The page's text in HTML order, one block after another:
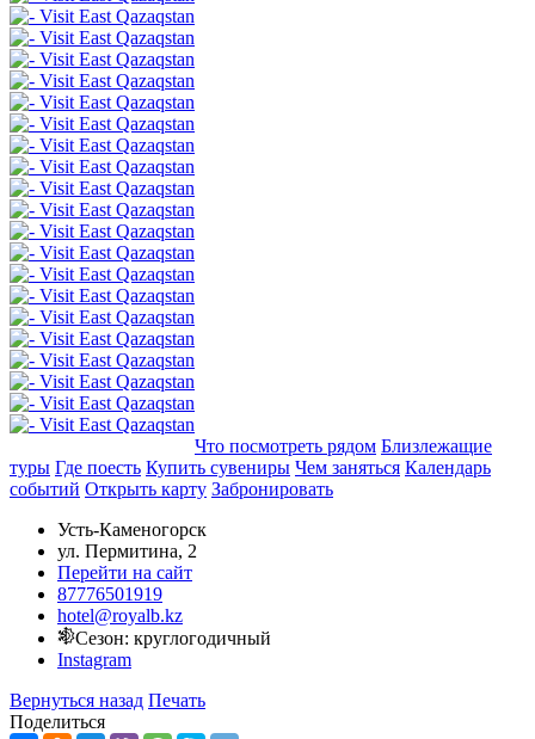
Что посмотреть рядом Близлежащие
туры Где поесть Купить сувениры Чем заняться Календарь
событий Открыть карту Забронировать
Усть-Каменогорск
ул. Пермитина, 2
Перейти на сайт
87776501919
hotel@royalb.kz
Сезон: круглогодичный
Instagram
Вернуться назад Печать
Поделиться